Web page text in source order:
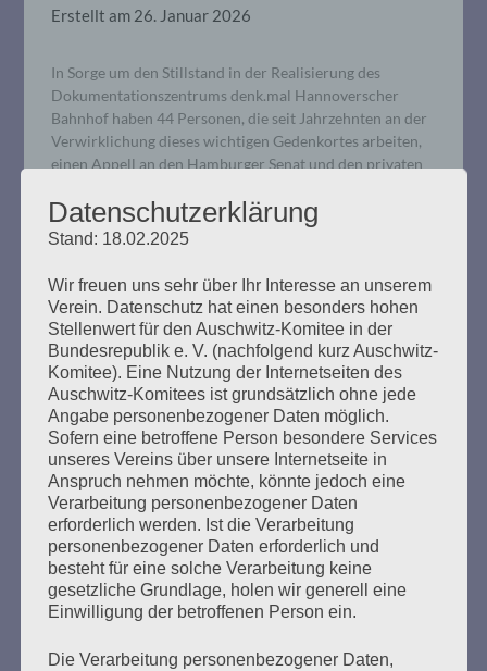
Erstellt am 26. Januar 2026
In Sorge um den Stillstand in der Realisierung des
Dokumentationszentrums denk.mal Hannoverscher
Bahnhof haben 44 Personen, die seit Jahrzehnten an der
Verwirklichung dieses wichtigen Gedenkortes arbeiten,
einen Appell an den Hamburger Senat und den privaten
GEGEN DAS VERGESSEN: Das
Unbehagen an der
Erinnerungskultur. Die
Ausgegrenzten und die
Unerwünschten.
Erstellt am13. Januar 2026
Seit 39 Jahren lädt das Auschwitz-Komitee im Januar zu
Konzentrations- und Vernichtungslagers Auschwitz zu
Datenschutzerklärung
Stand: 18.02.2025
Wir freuen uns sehr über Ihr Interesse an unserem
Verein. Datenschutz hat einen besonders hohen
Stellenwert für den Auschwitz-Komitee in der
Bundesrepublik e. V. (nachfolgend kurz Auschwitz-
Komitee). Eine Nutzung der Internetseiten des
Auschwitz-Komitees ist grundsätzlich ohne jede
Angabe personenbezogener Daten möglich.
Sofern eine betroffene Person besondere Services
unseres Vereins über unsere Internetseite in
Anspruch nehmen möchte, könnte jedoch eine
Verarbeitung personenbezogener Daten
erforderlich werden. Ist die Verarbeitung
personenbezogener Daten erforderlich und
besteht für eine solche Verarbeitung keine
gesetzliche Grundlage, holen wir generell eine
Einwilligung der betroffenen Person ein.
Die Verarbeitung personenbezogener Daten,